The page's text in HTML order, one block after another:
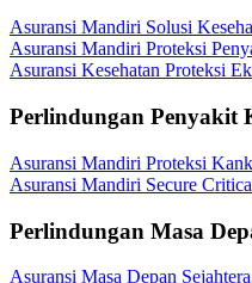
Asuransi Mandiri Solusi
Asuransi Mandiri Proteksi
Asuransi Kesehatan Proteksi
Perlindungan Penyakit
Asuransi Mandiri Proteksi
Asuransi Mandiri Secure
Perlindungan Masa
Asuransi Masa Depan